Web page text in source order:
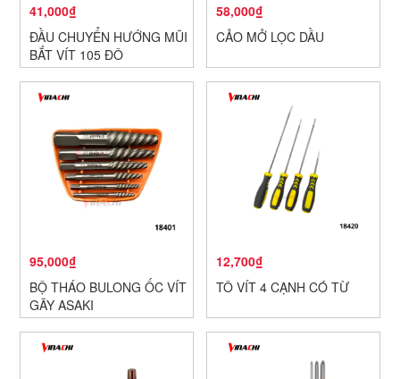
41,000₫
ĐẦU CHUYỂN HƯỚNG MŨI
BẮT VÍT 105 ĐỘ
58,000₫
CẢO MỞ LỌC DẦU
95,000₫
BỘ THÁO BULONG ỐC VÍT
GÃY ASAKI
12,700₫
TÔ VÍT 4 CẠNH CÓ TỪ